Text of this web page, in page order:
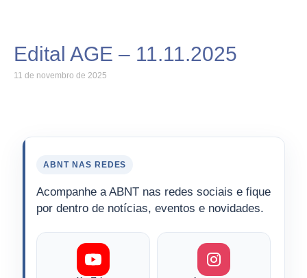
Edital AGE – 11.11.2025
11 de novembro de 2025
ABNT NAS REDES
Acompanhe a ABNT nas redes sociais e fique
por dentro de notícias, eventos e novidades.